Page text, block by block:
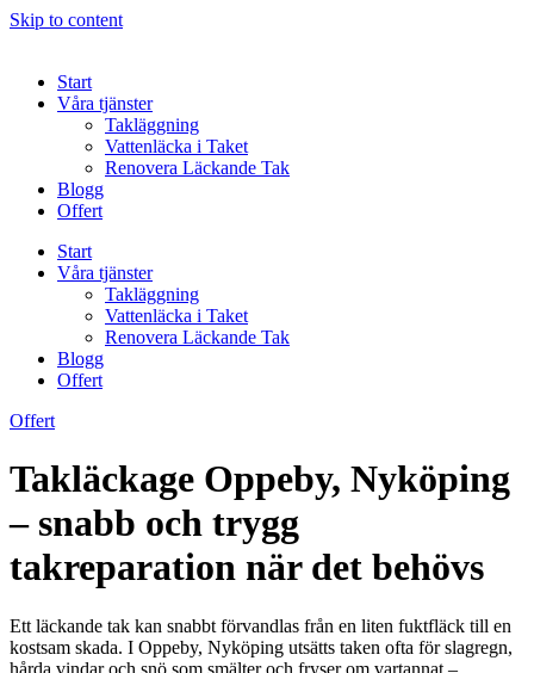
Skip to content
Start
Våra tjänster
Takläggning
Vattenläcka i Taket
Renovera Läckande Tak
Blogg
Offert
Start
Våra tjänster
Takläggning
Vattenläcka i Taket
Renovera Läckande Tak
Blogg
Offert
Offert
Takläckage Oppeby, Nyköping
– snabb och trygg
takreparation när det behövs
Ett läckande tak kan snabbt förvandlas från en liten fuktfläck till en
kostsam skada. I Oppeby, Nyköping utsätts taken ofta för slagregn,
hårda vindar och snö som smälter och fryser om vartannat –